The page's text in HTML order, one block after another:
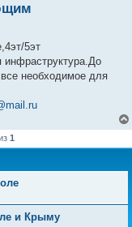
5эт
инфраструктура.До
необходимое для
1
и Крыму